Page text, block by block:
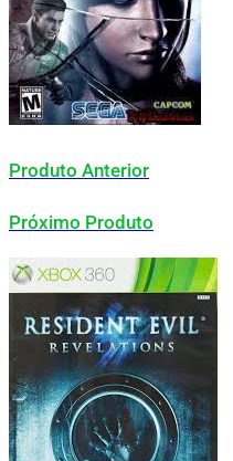
Produto Anterior
Próximo Produto